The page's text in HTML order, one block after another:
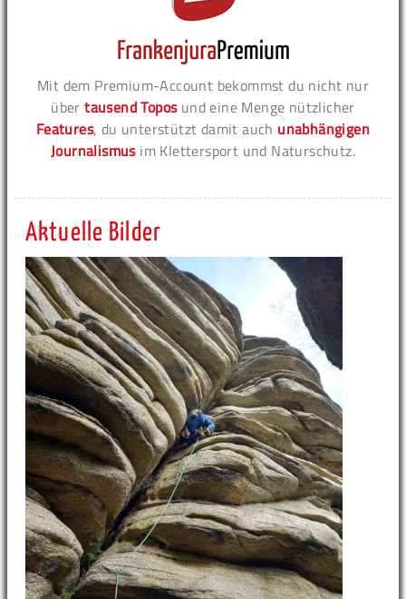
Mit dem Premium-Account bekommst du nicht nur
übertausend Toposund eine Menge nützlicher
Features, du unterstützt damit auch unabhängigen
Journalismusim Klettersport und Naturschutz.
Aktuelle Bilder